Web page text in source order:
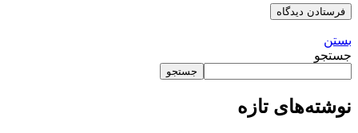
بستن
جستجو
جستجو
نوشته‌های تازه